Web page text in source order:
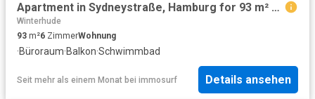
Apartment in Sydneystraße, Hamburg for 93 m² with 2 bedrooms
Winterhude
93 m²6 ZimmerWohnung
·Büroraum·Balkon·Schwimmbad
Seit mehr als einem Monat bei immosurf Details ansehen